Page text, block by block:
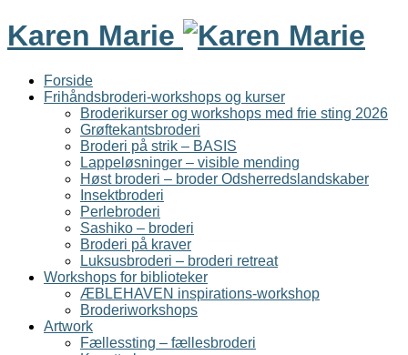
Karen Marie
Forside
Frihåndsbroderi-workshops og kurser
Broderikurser og workshops med frie sting 2026
Grøftekantsbroderi
Broderi på strik – BASIS
Lappeløsninger – visible mending
Høst broderi – broder Odsherredslandskaber
Insektbroderi
Perlebroderi
Sashiko – broderi
Broderi på kraver
Luksusbroderi – broderi retreat
Workshops for biblioteker
ÆBLEHAVEN inspirations-workshop
Broderiworkshops
Artwork
Fællessting – fællesbroderi